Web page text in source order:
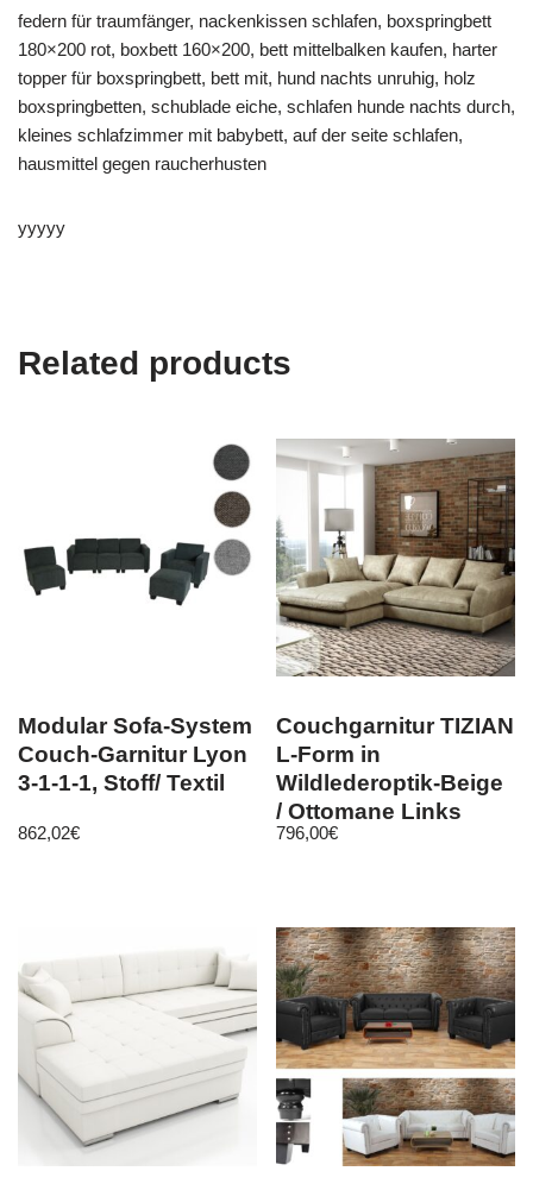
federn für traumfänger, nackenkissen schlafen, boxspringbett
180×200 rot, boxbett 160×200, bett mittelbalken kaufen, harter
topper für boxspringbett, bett mit, hund nachts unruhig, holz
boxspringbetten, schublade eiche, schlafen hunde nachts durch,
kleines schlafzimmer mit babybett, auf der seite schlafen,
hausmittel gegen raucherhusten
yyyyy
Related products
Modular Sofa-System
Couch-Garnitur Lyon
3-1-1-1, Stoff/ Textil
862,02€
Couchgarnitur TIZIAN
L-Form in
Wildlederoptik-Beige
/ Ottomane Links
796,00€